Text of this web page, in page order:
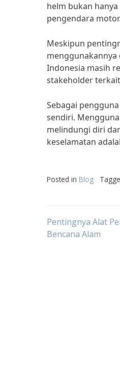
helm bukan
pengendara motor.
Meskipun
menggunakannya
Indonesia masih
stakeholder
Sebagai
sendiri.
melindungi diri
keselamatan
Posted in Blog
Post
Pentingnya Alat
Bencana Alam